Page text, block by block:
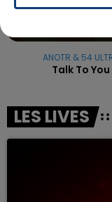
ANOTR & 54
Talk To You
LES LIVES